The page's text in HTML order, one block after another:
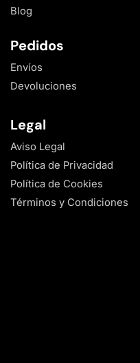
Blog
Pedidos
Envíos
Devoluciones
Legal
Aviso Legal
Política de Privacidad
Política de Cookies
Términos y Condiciones